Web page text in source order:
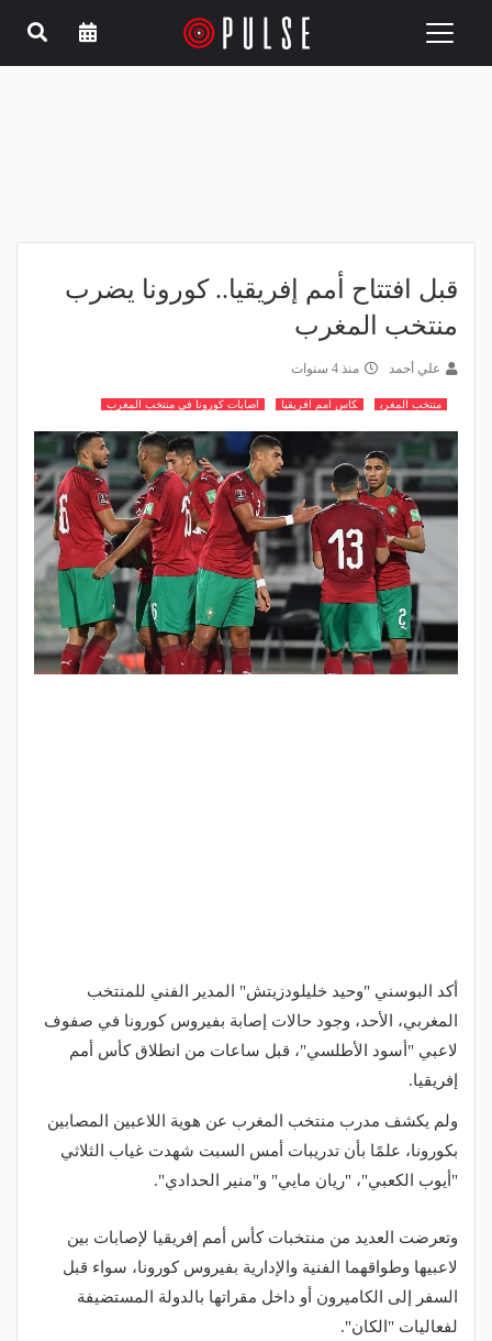
Toggle
قبل افتتاح أمم إفريقيا.. كورونا يضرب
منتخب المغرب
علي أحمد منذ 4 سنوات
منتخب المغرب كاس امم افريقيا اصابات كورونا في منتخب المغرب
أكد البوسني "وحيد خليلودزيتش" المدير الفني للمنتخب
المغربي، الأحد، وجود حالات إصابة بفيروس كورونا في صفوف
لاعبي "أسود الأطلسي"، قبل ساعات من انطلاق كأس أمم
إفريقيا.
ولم يكشف مدرب منتخب المغرب عن هوية اللاعبين المصابين
بكورونا، علمًا بأن تدريبات أمس السبت شهدت غياب الثلاثي
"أيوب الكعبي"، "ريان مايي" و"منير الحدادي".
وتعرضت العديد من منتخبات كأس أمم إفريقيا لإصابات بين
لاعبيها وطواقهما الفنية والإدارية بفيروس كورونا، سواء قبل
السفر إلى الكاميرون أو داخل مقراتها بالدولة المستضيفة
لفعاليات "الكان".